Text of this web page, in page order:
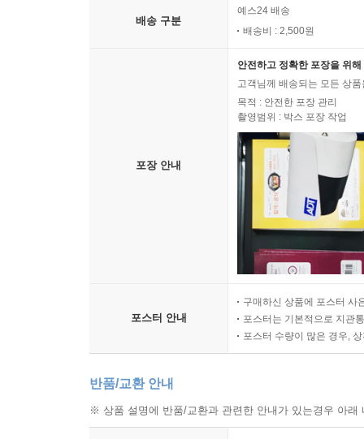
배송 구분
예스24 배송
배송비 : 2,500원
포장 안내
안전하고 정확한 포장을 위
고객님께 배송되는 모든 상
목적 : 안전한 포장 관리
촬영범위 : 박스 포장 작업
포스터 안내
구매하신 상품에 포스터 사
포스터는 기본적으로 지관
포스터 수량이 많은 경우,
반품/교환 안내
※ 상품 설명에 반품/교환과 관련한 안내가 있는경우 아